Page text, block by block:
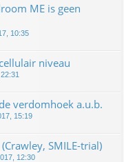
ME is geen
10:35
niveau
verdomhoek a.u.b.
15:19
SMILE-trial)
12:30